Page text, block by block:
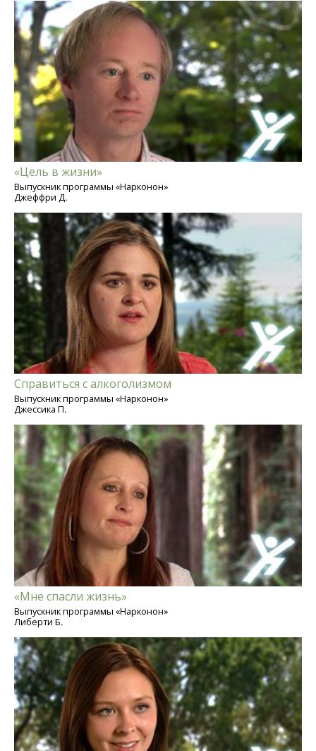
«Цель в жизни»
Выпускник программы «Нарконон»
Джеффри Д.
Справиться с алкоголизмом
Выпускник программы «Нарконон»
Джессика П.
«Мне спасли жизнь»
Выпускник программы «Нарконон»
Либерти Б.